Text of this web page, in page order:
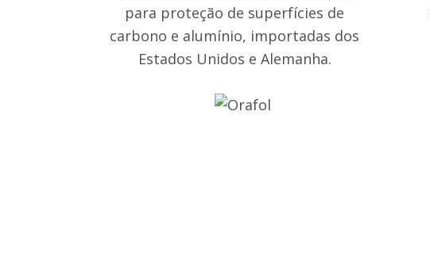
para proteção de superfícies de
carbono e alumínio, importadas dos
Estados Unidos e Alemanha.